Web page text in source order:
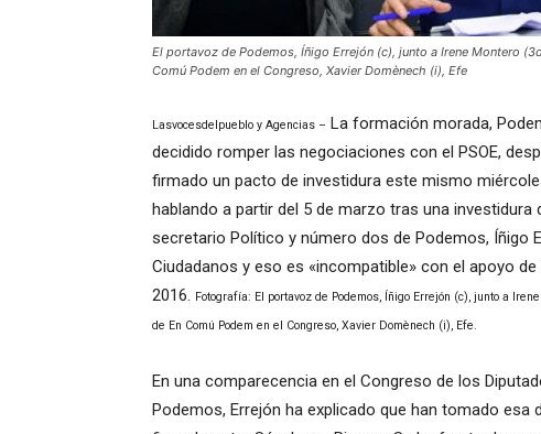
El portavoz de Podemos, Íñigo Errejón (c), junto a Irene Montero
Comú Podem en el Congreso, Xavier Domènech (i), Efe
Lasvocesdelpueblo y Agencias – La formación morada,
decidido romper las negociaciones con el PSOE,
firmado un pacto de investidura este mismo
hablando a partir del 5 de marzo tras una investidura
secretario Político y número dos de Podemos, Íñigo
Ciudadanos y eso es «incompatible» con el apoyo
2016. Fotografía: El portavoz de Podemos, Íñigo Errejón (c), junto a
de En Comú Podem en el Congreso, Xavier Domènech (i), Efe.
En una comparecencia en el Congreso de los
Podemos, Errejón ha explicado que han tomado